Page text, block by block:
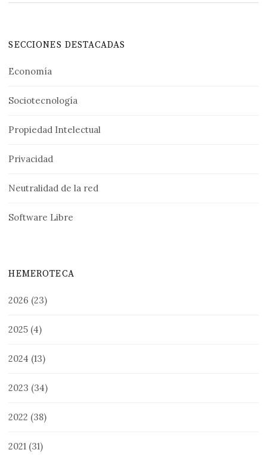
SECCIONES DESTACADAS
Economía
Sociotecnología
Propiedad Intelectual
Privacidad
Neutralidad de la red
Software Libre
HEMEROTECA
2026 (23)
2025 (4)
2024 (13)
2023 (34)
2022 (38)
2021 (31)